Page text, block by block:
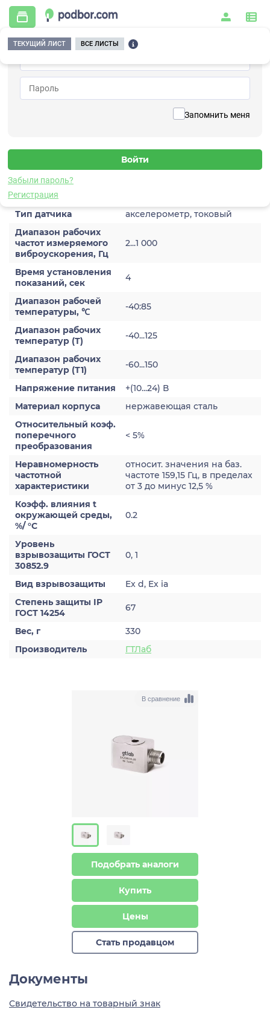
Запомнить меня
Забыли пароль?
Регистрация
ТЕКУЩИЙ ЛИСТ ВСЕ ЛИСТЫ
Главная / Контрольно-измерительные приборы и автоматика / Датчики /
Виброускорения / 1A206HH-20(T)
Датчик виброускорения
Характеристики
Тип датчика
акселерометр, токовый
Диапазон рабочих
частот измеряемого
виброускорения, Гц
2...1 000
Время установления
показаний, сек
4
Диапазон рабочей
температуры, ℃
-40:85
Диапазон рабочих
температур (Т)
-40...125
Диапазон рабочих
температур (Т1)
-60...150
Напряжение питания
+(10...24) В
Материал корпуса
нержавеющая сталь
Относительный коэф.
поперечного
преобразования
< 5%
Неравномерность
частотной
характеристики
относит. значения на баз.
частоте 159,15 Гц, в пределах
от 3 до минус 12,5 %
Коэфф. влияния t
окружающей среды,
%/ °С
0.2
Уровень
взрывозащиты ГОСТ
30852.9
0, 1
Вид взрывозащиты
Ex d, Ex ia
Степень защиты IP
ГОСТ 14254
67
Вес, г
330
Производитель
ГТЛаб
В сравнение
Подобрать аналоги
Купить
Цены
Стать продавцом
Документы
Свидетельство на товарный знак